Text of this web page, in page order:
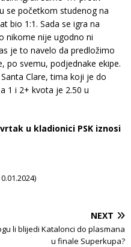
se početkom studenog na
bio 1:1. Sada se igra na
nikome nije ugodno ni
je to navelo da predložimo
po svemu, podjednake ekipe.
Clare, tima koji je do
1 i 2+ kvota je 2.50 u
u kladionici PSK iznosi
NEXT
li blijedi Katalonci do plasmana
u finale Superkupa?